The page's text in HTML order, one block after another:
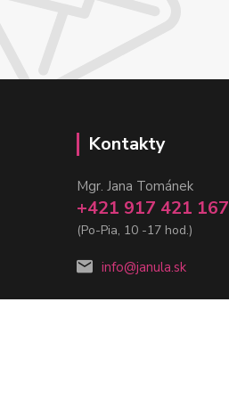
Kontakty
Mgr. Jana Tománek
+421 917 421 167
(Po-Pia, 10 -17 hod.)
info@janula.sk